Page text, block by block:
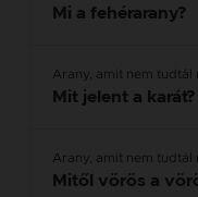
Mi a fehérarany?
Arany, amit nem tudtál
Mit jelent a karát?
Arany, amit nem tudtál
Mitől vörös a